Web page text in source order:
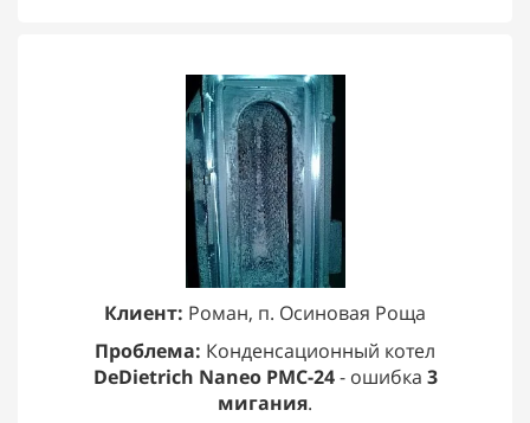
Клиент: Роман, п. Осиновая Роща
Проблема: Конденсационный котел
DeDietrich Naneo PMC-24- ошибка 3
мигания.